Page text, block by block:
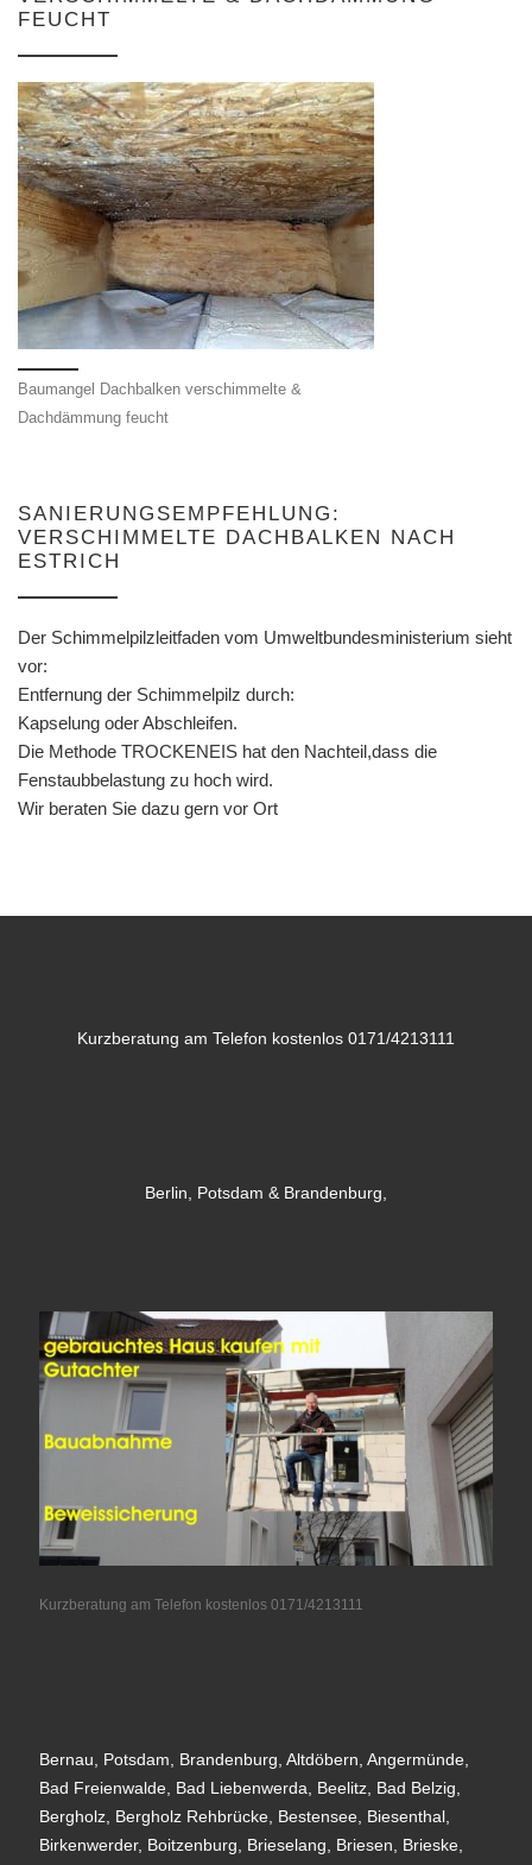
FEUCHT
Baumangel Dachbalken verschimmelte &
Dachdämmung feucht
SANIERUNGSEMPFEHLUNG:
VERSCHIMMELTE DACHBALKEN NACH
ESTRICH
Der Schimmelpilzleitfaden vom Umweltbundesministerium sieht
vor:
Entfernung der Schimmelpilz durch:
Kapselung oder Abschleifen.
Die Methode TROCKENEIS hat den Nachteil,dass die
Fenstaubbelastung zu hoch wird.
Wir beraten Sie dazu gern vor Ort
Kurzberatung am Telefon kostenlos 0171/4213111
Berlin, Potsdam & Brandenburg,
Kurzberatung am Telefon kostenlos 0171/4213111
Bernau, Potsdam, Brandenburg, Altdöbern, Angermünde,
Bad Freienwalde, Bad Liebenwerda, Beelitz, Bad Belzig,
Bergholz, Bergholz Rehbrücke, Bestensee, Biesenthal,
Birkenwerder, Boitzenburg, Brieselang, Briesen, Brieske,